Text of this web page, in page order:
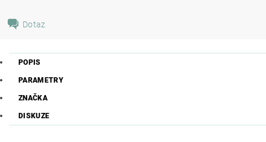
Dotaz
POPIS
PARAMETRY
ZNAČKA
DISKUZE